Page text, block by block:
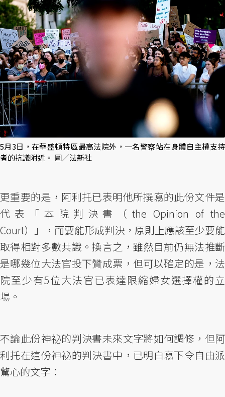
5月3日，在華盛頓特區最高法院外，一名警察站在身體自主權支持
者的抗議附近。 圖／法新社
更重要的是，阿利托已表明他所撰寫的此份文件是
代表「本院判決書（the Opinion of the
Court）」，而要能形成判決，原則上應該至少要能
取得相對多數共識。換言之，雖然目前仍無法推斷
是哪幾位大法官投下贊成票，但可以確定的是，法
院至少有5位大法官已表達限縮婦女選擇權的立
場。
不論此份神祕的判決書未來文字將如何調修，但阿
利托在這份神祕的判決書中，已明白寫下令自由派
驚心的文字：